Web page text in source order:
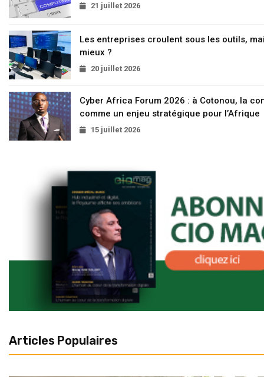
21 juillet 2026
Les entreprises croulent sous les outils,
mieux ?
20 juillet 2026
Cyber Africa Forum 2026 : à Cotonou, la
comme un enjeu stratégique pour l’Afrique
15 juillet 2026
Articles Populaires